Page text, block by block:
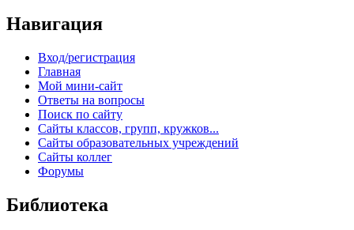
Навигация
Вход/регистрация
Главная
Мой мини-сайт
Ответы на вопросы
Поиск по сайту
Сайты классов, групп, кружков...
Сайты образовательных учреждений
Сайты коллег
Форумы
Библиотека